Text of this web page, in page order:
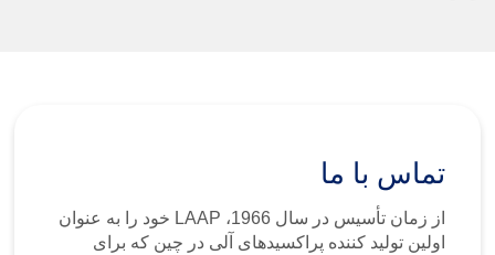
تماس با ما
از زمان تأسیس در سال 1966، LAAP خود را به عنوان
اولین تولید کننده پراکسیدهای آلی در چین که برای